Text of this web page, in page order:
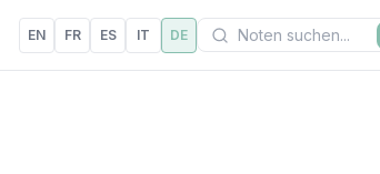
EN FR ES IT DE Suchen